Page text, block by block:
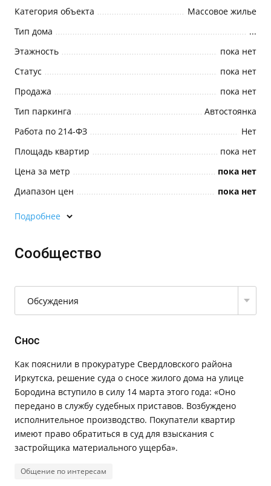
Категория объекта
Массовое жилье
Тип дома
...
Этажность
пока нет
Статус
пока нет
Продажа
пока нет
Тип паркинга
Автостоянка
Работа по 214-ФЗ
Нет
Площадь квартир
пока нет
Цена за метр
пока нет
Диапазон цен
пока нет
Подробнее
Сообщество
Обсуждения
Снос
Как пояснили в прокуратуре Свердловского района
Иркутска, решение суда о сносе жилого дома на улице
Бородина вступило в силу 14 марта этого года: «Оно
передано в службу судебных приставов. Возбуждено
исполнительное производство. Покупатели квартир
имеют право обратиться в суд для взыскания с
застройщика материального ущерба».
Общение по интересам